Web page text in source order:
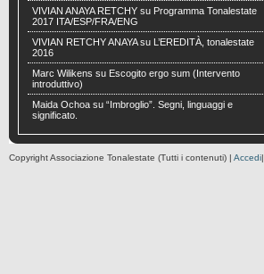
VIVIAN ANAYA RETCHY su Programma Tonalestate
2017 ITA/ESP/FRA/ENG
VIVIAN RETCHY ANAYAsu
L’EREDITÀ, tonalestate
2016
Marc Wilikens su Escogito ergo sum (Intervento
introduttivo)
Maida Ochoa su “Imbroglio”. Segni, linguaggi e
significato.
Copyright Associazione Tonalestate (Tutti i contenuti) | Accedi|